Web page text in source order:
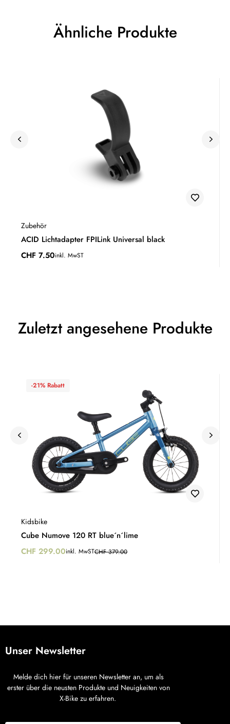
Ähnliche Produkte
Zubehör
ACID Lichtadapter FPILink Universal black
CHF 7.50inkl. MwST
Zuletzt angesehene Produkte
-21% Rabatt
Kidsbike
Cube Numove 120 RT blue´n´lime
CHF379.00
CHF 299.00inkl. MwST
Unser Newsletter
Melde dich hier für unseren Newsletter an, um als
erster über die neusten Produkte und Neuigkeiten von
X-Bike zu erfahren.